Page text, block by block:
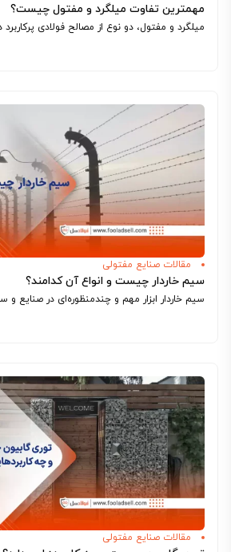
مهمترین تفاوت میلگرد و مفتول چیست؟
مقالات صنایع مفتولی
سیم خاردار چیست و انواع آن کدامند؟
مقالات صنایع مفتولی